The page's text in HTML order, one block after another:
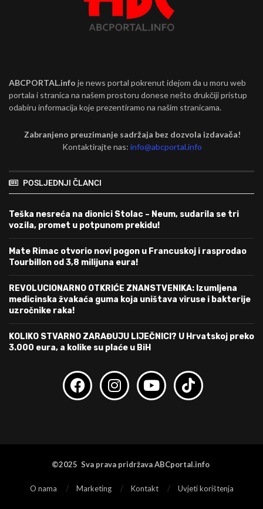
ABCPORTAL.info je news portal pokrenut idejom da u moru web
portala i stranica na našem prostoru donese nešto drukčiji pristup
odabiru informacija koje prezentiramo na našim stranicama.
Zabranjeno preuzimanje sadržaja bez dozvola izdavača!
Kontaktirajte nas:info@abcportal.info
POSLJEDNJI ČLANCI
Teška nesreća na dionici Stolac – Neum, sudarila se tri
vozila, promet u potpunom prekidu!
Mate Rimac otvorio novi pogon u Francuskoj i rasprodao
Tourbillon od 3,8 milijuna eura!
REVOLUCIONARNO OTKRIĆE ZNANSTVENIKA: Izumljena
medicinska žvakaća guma koja uništava viruse i bakterije
uzročnike raka!
KOLIKO STVARNO ZARAĐUJU LIJEČNICI? U Hrvatskoj preko
3.000 eura, a kolike su plaće u BiH
©2025 Sva prava pridržava ABCportal.info
O nama Marketing Kontakt Uvjeti korištenja